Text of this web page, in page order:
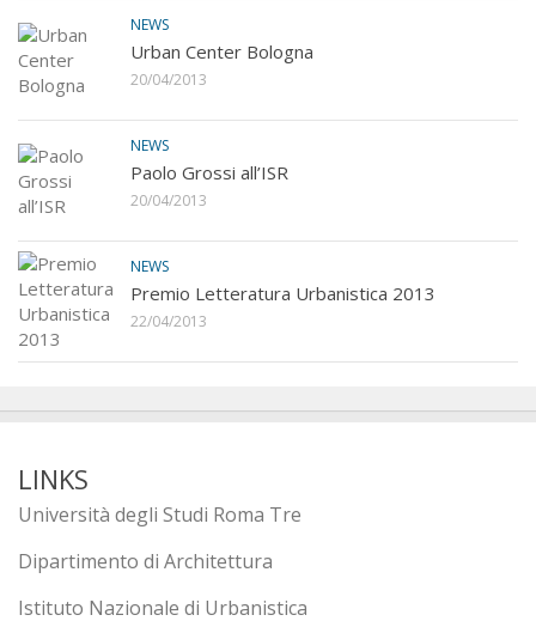
NEWS
Urban Center Bologna
20/04/2013
NEWS
Paolo Grossi all’ISR
20/04/2013
NEWS
Premio Letteratura Urbanistica 2013
22/04/2013
LINKS
Università degli Studi Roma Tre
Dipartimento di Architettura
Istituto Nazionale di Urbanistica